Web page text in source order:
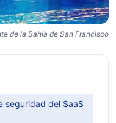
de la Bahía de San Francisco
seguridad del SaaS